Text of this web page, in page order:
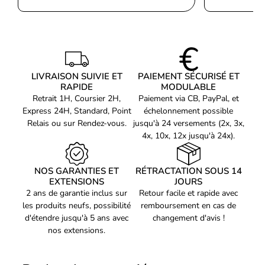
Le temps de réponse de 1 ms réduit les effets de flou et améliore
la netteté des mouvements, ce qui apporte un avantage en jeu.
Synchronisation Adaptive Sync
La technologie Adaptive Sync assure une synchronisation avec la
carte graphique pour éviter les saccades et les déchirures
d’image.
Un écran polyvalent
En plus du gaming, cet écran convient également à une utilisation
quotidienne comme le multimédia ou la bureautique grâce à son
bon équilibre entre performance et confort.
Points forts :
Taux de contraste
3000:1
Taux de d'actualisation
Angle de vision
horizontal
Angle de vision vertical
178°
1.07 milliards de couleurs
0,27156 x 0,27156 mm
Domaine de
numérisation horizontale
98,496 - 392,4 kHz
Fréquence de balayage
vertical
48 - 180 Hz
Taille visualisable
LIVRAISON SUIVIE ET
RAPIDE
Retrait 1H, Coursier 2H,
Express 24H, Standard, Point
Relais ou sur Rendez-vous.
PAIEMENT SÉCURISÉ ET
MODULABLE
Paiement via CB, PayPal, et
échelonnement possible
jusqu'à 24 versements (2x, 3x,
4x, 10x, 12x jusqu'à 24x).
NOS GARANTIES ET
EXTENSIONS
2 ans de garantie inclus sur
les produits neufs, possibilité
d'étendre jusqu'à 5 ans avec
nos extensions.
RÉTRACTATION SOUS 14
JOURS
Retour facile et rapide avec
remboursement en cas de
changement d'avis !